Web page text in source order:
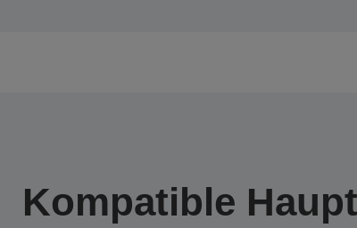
Kompatible